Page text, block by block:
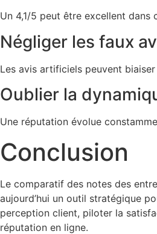
Un 4,1/5 peut être excellent dans
Négliger les faux
Les avis artificiels peuvent biaiser
Oublier la
Une réputation évolue
Conclusion
Le comparatif des notes des
aujourd’hui un outil stratégique
perception client, piloter la
réputation en ligne.